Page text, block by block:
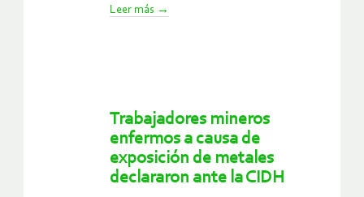
Leer más →
Trabajadores mineros
enfermos a causa de
exposición de metales
declararon ante la CIDH